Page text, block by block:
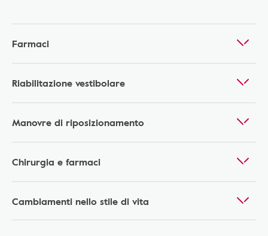
Farmaci
Riabilitazione vestibolare
Manovre di riposizionamento
Chirurgia e farmaci
Cambiamenti nello stile di vita